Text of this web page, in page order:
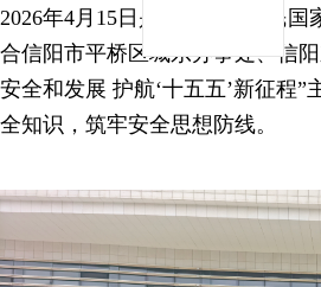
2026年4月15日是第十一个全民
合信阳市平桥区城东办事处、信
安全和发展 护航‘十五五’新征程
全知识，筑牢安全思想防线。